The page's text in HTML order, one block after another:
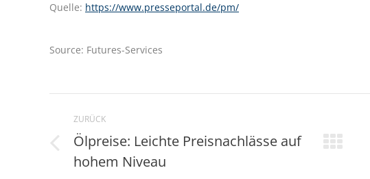
Quelle: https://www.presseportal.de/pm/
Source: Futures-Services
Kommentarnavigation
ZURÜCK
Vorheriger
Beitrag:
Ölpreise: Leichte Preisnachlässe auf
hohem Niveau